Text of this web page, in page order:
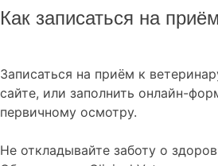
Как записаться на приём
Записаться на приём к
сайте, или заполнить онлайн-
первичному осмотру.
Не откладывайте заботу о